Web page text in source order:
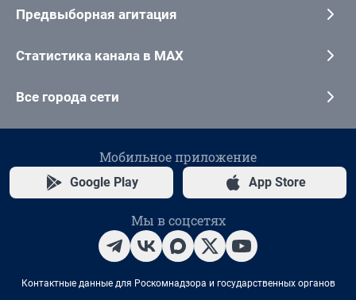
Предвыборная агитация
Статистика канала в MAX
Все города сети
Мобильное приложение
Google Play App Store
Мы в соцсетях
Контактные данные для Роскомнадзора и государственных органов